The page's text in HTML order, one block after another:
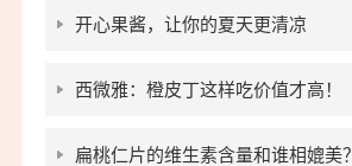
看！
开心果酱，让你的夏天更清凉
西微雅：橙皮丁这样吃价值才高！
扁桃仁片的维生素含量和谁相媲美？